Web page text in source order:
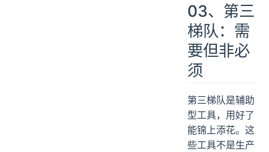
03、第三
梯队：需
要但非必
须
第三梯队是辅助
型工具，用好了
能锦上添花。这
些工具不是生产